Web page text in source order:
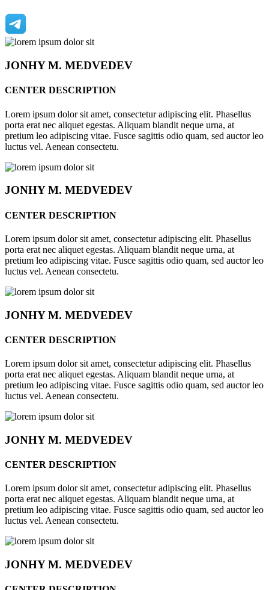
JONHYM. MEDVEDEV
CENTER DESCRIPTION
Lorem ipsum dolor sit amet, consectetur adipiscing elit. Phasellus
porta erat nec aliquet egestas. Aliquam blandit neque urna, at
pretium leo adipiscing vitae. Fusce sagittis odio quam, sed auctor leo
luctus vel. Aenean consectetu.
JONHYM. MEDVEDEV
CENTER DESCRIPTION
Lorem ipsum dolor sit amet, consectetur adipiscing elit. Phasellus
porta erat nec aliquet egestas. Aliquam blandit neque urna, at
pretium leo adipiscing vitae. Fusce sagittis odio quam, sed auctor leo
luctus vel. Aenean consectetu.
JONHYM. MEDVEDEV
CENTER DESCRIPTION
Lorem ipsum dolor sit amet, consectetur adipiscing elit. Phasellus
porta erat nec aliquet egestas. Aliquam blandit neque urna, at
pretium leo adipiscing vitae. Fusce sagittis odio quam, sed auctor leo
luctus vel. Aenean consectetu.
JONHYM. MEDVEDEV
CENTER DESCRIPTION
Lorem ipsum dolor sit amet, consectetur adipiscing elit. Phasellus
porta erat nec aliquet egestas. Aliquam blandit neque urna, at
pretium leo adipiscing vitae. Fusce sagittis odio quam, sed auctor leo
luctus vel. Aenean consectetu.
JONHYM. MEDVEDEV